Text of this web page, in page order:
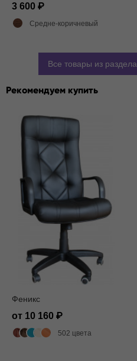
3 600
Средне-коричневый
Все товары из раздела
Рекомендуем купить
Феникс
от 10 160
502 цвета